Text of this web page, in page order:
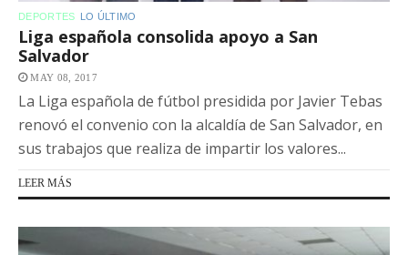
DEPORTES LO ÚLTIMO
Liga española consolida apoyo a San
Salvador
MAY 08, 2017
La Liga española de fútbol presidida por Javier Tebas
renovó el convenio con la alcaldía de San Salvador, en
sus trabajos que realiza de impartir los valores...
LEER MÁS